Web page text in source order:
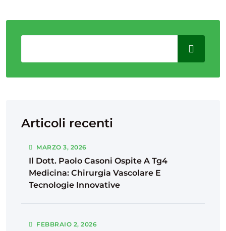
Articoli recenti
MARZO3, 2026
Il Dott. Paolo Casoni Ospite A Tg4
Medicina: Chirurgia Vascolare E
Tecnologie Innovative
FEBBRAIO 2, 2026